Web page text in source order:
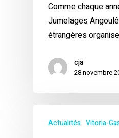
Comme chaque
Jumelages
étrangères
cja
28 novembre
Actualités Vitoria-